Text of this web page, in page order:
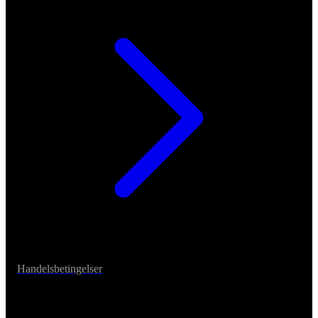
Handelsbetingelser